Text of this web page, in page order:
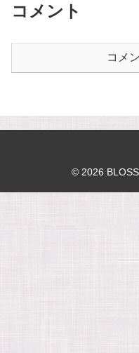
コメント
コメ
© 2026